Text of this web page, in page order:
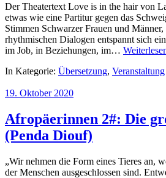
Der Theatertext Love is in the hair von
etwas wie eine Partitur gegen das
Stimmen Schwarzer Frauen und
rhythmischen Dialogen entspannt sich
im Job, in Beziehungen, im…
In Kategorie: Übersetzung, Veranstaltung
19. Oktober 2020
Afropäerinnen 2#: Die
(Penda Diouf)
„Wir nehmen die Form eines Tieres an,
der Menschen ausgeschlossen sind.